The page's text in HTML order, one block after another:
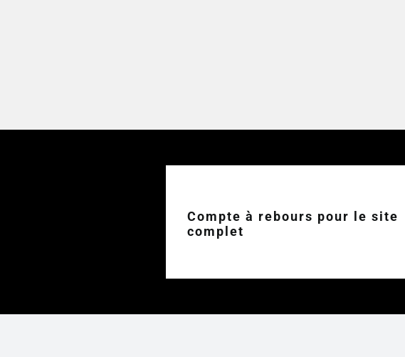
Compte à rebours pour le site
complet